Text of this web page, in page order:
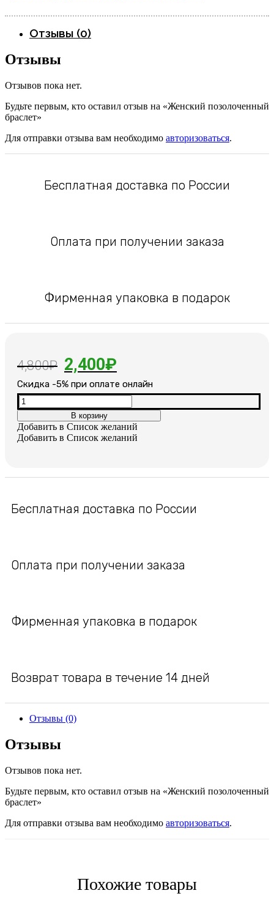
Отзывы (0)
Отзывы
Отзывов пока нет.
Будьте первым, кто оставил отзыв на «Женский позолоченный
браслет»
Для отправки отзыва вам необходимо авторизоваться.
Бесплатная доставка по России
Оплата при получении заказа
Фирменная упаковка в подарок
4,800₽ Первоначальная
цена
составляла
4,800₽.
2,400₽
цена:
2,400₽.
Cкидка -5% при оплате онлайн
Количество
товара
Женский
позолоченный
браслет
В корзину
Добавить в Список желаний
Добавить в Список желаний
Бесплатная доставка по России
Оплата при получении заказа
Фирменная упаковка в подарок
Возврат товара в течение 14 дней
Отзывы (0)
Отзывы
Отзывов пока нет.
Будьте первым, кто оставил отзыв на «Женский позолоченный
браслет»
Для отправки отзыва вам необходимо авторизоваться.
Похожие товары